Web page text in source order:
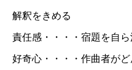
解釈をきめる
責任感・・・・宿題を自
好奇心・・・・作曲者が